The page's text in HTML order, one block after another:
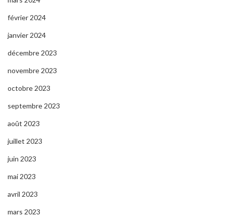
février 2024
janvier 2024
décembre 2023
novembre 2023
octobre 2023
septembre 2023
août 2023
juillet 2023
juin 2023
mai 2023
avril 2023
mars 2023